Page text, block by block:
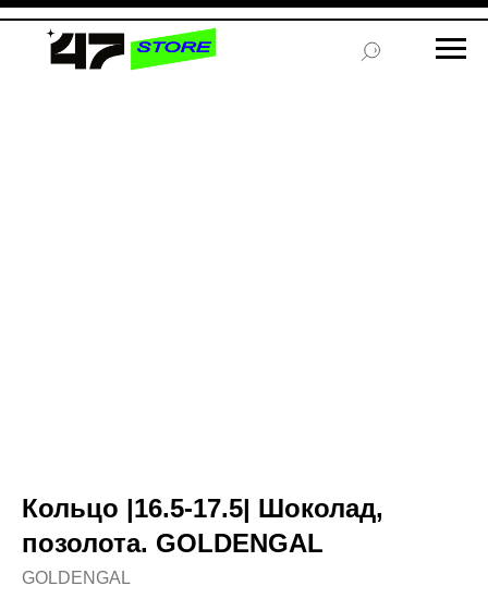
Кольцо |16.5-17.5| Шоколад,
позолота. GOLDENGAL
GOLDENGAL